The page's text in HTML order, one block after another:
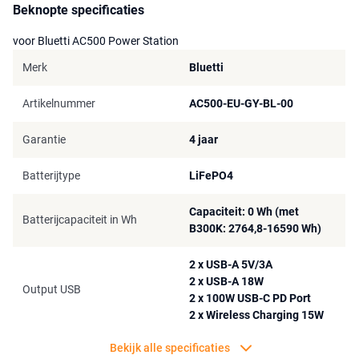
betekent dat de oplaadtijd nog geen 2 uur bedraagt.
apparaten wanneer de stroom uitvalt, toch worden voorzien van
wordt dit binnen 20 ms gedetecteerd in het BMS systeem en zal de
alles wat op dat moment is aangesloten op de power station.
Beknopte specificaties
voor Bluetti AC500 Power Station
Merk Bluetti
Artikelnummer AC500-EU-GY-BL-00
Garantie 4 jaar
Batterijtype LiFePO4
Batterijcapaciteit in Wh
Capaciteit: 0 Wh (met
B300K: 2764,8-16590 Wh)
Output USB
2 x USB-A 5V/3A
2 x USB-A 18W
2 x 100W USB-C PD Port
2 x Wireless Charging 15W
Bekijk alle specificaties